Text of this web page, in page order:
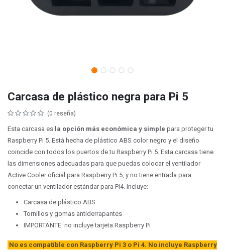
Carcasa de plástico negra para Pi 5
(0 reseña)
Esta carcasa es la opción más económica y simple para proteger tu
Raspberry Pi 5. Está hecha de plástico ABS color negro y el diseño
coincide con todos los puertos de tu Raspberry Pi 5. Esta carcasa tiene
las dimensiones adecuadas para que puedas colocar el ventilador
Active Cooler oficial para Raspberry Pi 5, y no tiene entrada para
conectar un ventilador estándar para Pi4. Incluye:
Carcasa de plástico ABS
Tornillos y gomas antiderrapantes
IMPORTANTE: no incluye tarjeta Raspberry Pi
No es compatible con Raspberry Pi 3 o Pi 4. No incluye Raspberry